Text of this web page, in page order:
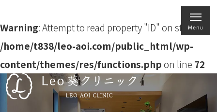
Warning: Attempt to read property "ID" on string in
/home/t838/leo-aoi.com/public_html/wp-
content/themes/res/functions.phpon line 72